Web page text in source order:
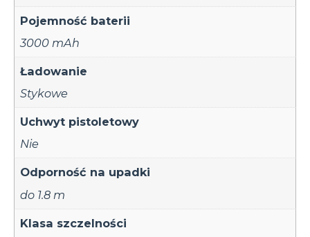
Pojemność baterii
3000 mAh
Ładowanie
Stykowe
Uchwyt pistoletowy
Nie
Odporność na upadki
do 1.8 m
Klasa szczelności